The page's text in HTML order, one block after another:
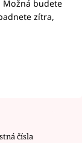
Možná budete
zítra,
čísla